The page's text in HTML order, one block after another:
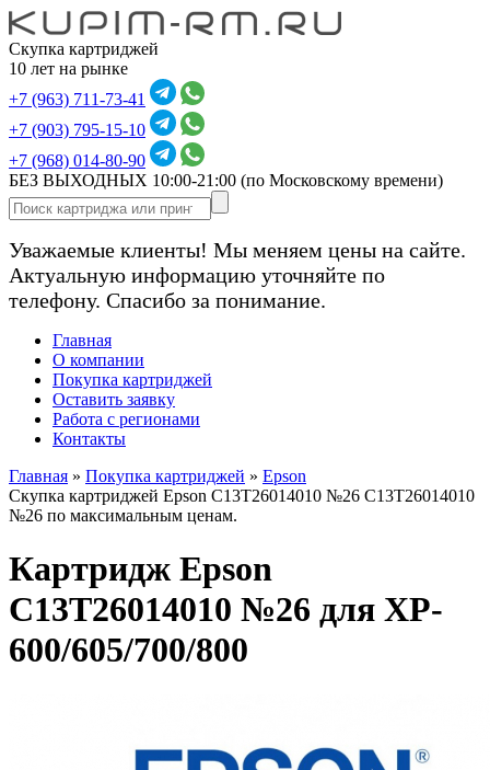
Скупка картриджей
10 лет на рынке
+7 (963) 711-73-41
+7 (903) 795-15-10
+7 (968) 014-80-90
БЕЗ ВЫХОДНЫХ 10:00-21:00 (по Московскому времени)
Уважаемые клиенты! Мы меняем цены на сайте.
Актуальную информацию уточняйте по
телефону. Спасибо за понимание.
Главная
О компании
Покупка картриджей
Оставить заявку
Работа с регионами
Контакты
Главная » Покупка картриджей » Epson
Скупка картриджей Epson C13T26014010 №26 C13T26014010
№26 по максимальным ценам.
Картридж Epson
C13T26014010 №26 для XP-
600/605/700/800